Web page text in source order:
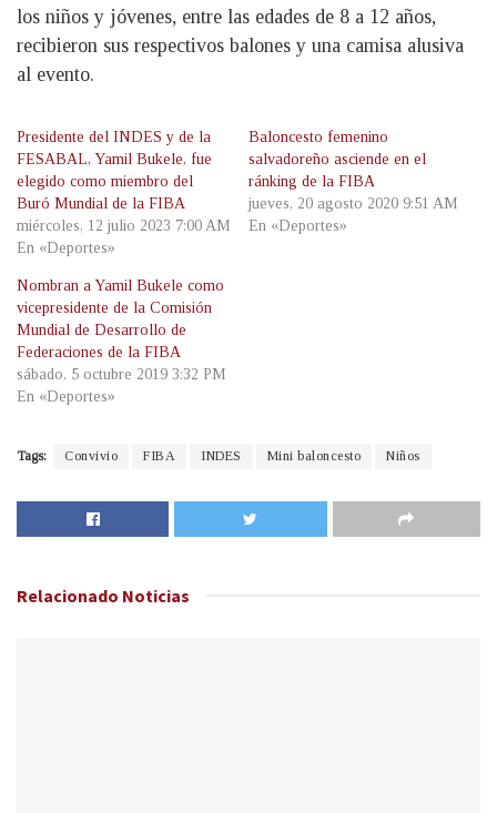
los niños y jóvenes, entre las edades de 8 a 12 años,
recibieron sus respectivos balones y una camisa alusiva
al evento.
Presidente del INDES y de la
FESABAL, Yamil Bukele, fue
elegido como miembro del
Buró Mundial de la FIBA
miércoles, 12 julio 2023 7:00 AM
En «Deportes»
Baloncesto femenino
salvadoreño asciende en el
ránking de la FIBA
jueves, 20 agosto 2020 9:51 AM
En «Deportes»
Nombran a Yamil Bukele como
vicepresidente de la Comisión
Mundial de Desarrollo de
Federaciones de la FIBA
sábado, 5 octubre 2019 3:32 PM
En «Deportes»
Tags: Convivio FIBA INDES Mini baloncesto Niños
Relacionado Noticias